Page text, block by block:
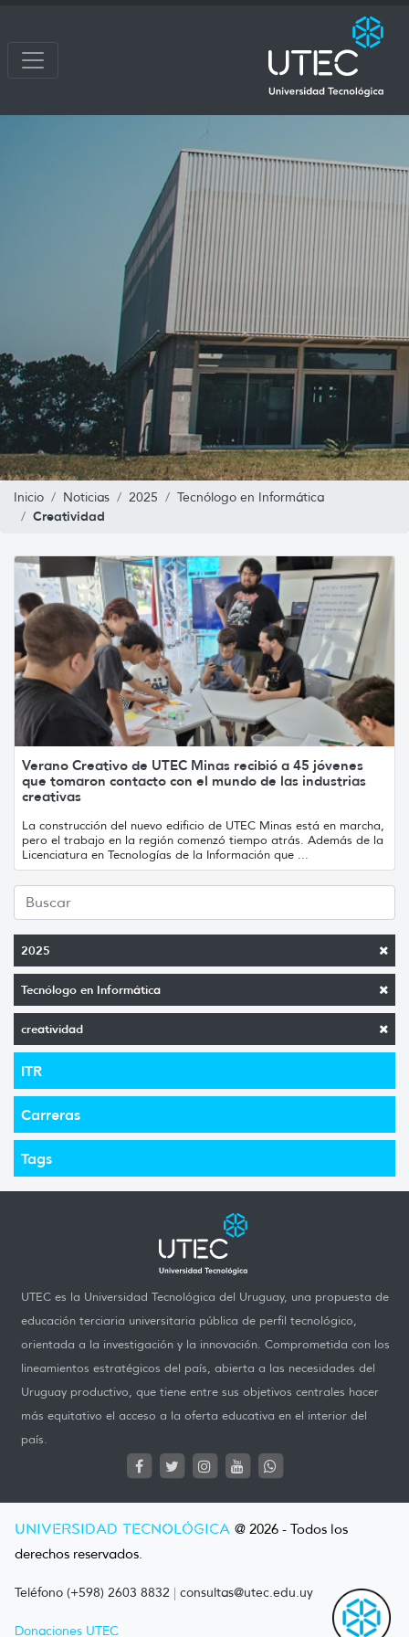
Inicio Noticias 2025 Tecnólogo en Informática
Creatividad
2025
Tecnólogo en Informática
creatividad
ITR
Carreras
Tags
Verano Creativo de UTEC Minas recibió a 45 jóvenes
que tomaron contacto con el mundo de las industrias
creativas
La construcción del nuevo edificio de UTEC Minas está en marcha,
pero el trabajo en la región comenzó tiempo atrás. Además de la
Licenciatura en Tecnologías de la Información que ...
UTEC es la Universidad Tecnológica del Uruguay, una propuesta de
educación terciaria universitaria pública de perfil tecnológico,
orientada a la investigación y la innovación. Comprometida con los
lineamientos estratégicos del país, abierta a las necesidades del
Uruguay productivo, que tiene entre sus objetivos centrales hacer
más equitativo el acceso a la oferta educativa en el interior del
país.
UNIVERSIDAD TECNOLÓGICA @ 2026 - Todos los
derechos reservados.
Teléfono (+598) 2603 8832 | consultas@utec.edu.uy
Donaciones UTEC